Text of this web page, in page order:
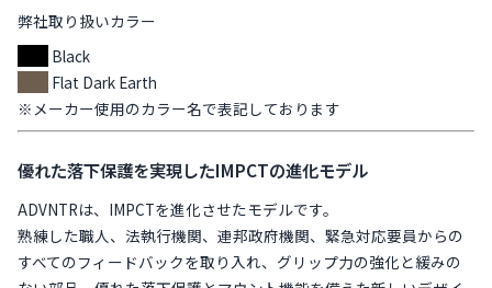
弊社取り扱いカラー
Black
Flat Dark Earth
※メーカー使用のカラー名で表記しております
優れた落下保護を実現したIMPCTの進化モデル
ADVNTRは、IMPCTを進化させたモデルです。
熟練した職人、法執行機関、連邦政府機関、緊急対応要員からの
すべてのフィードバックを取り入れ、グリップ力の強化と緩みの